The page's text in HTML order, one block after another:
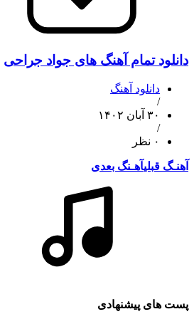
دانلود تمام آهنگ های جواد جراحی
دانلود آهنگ
/
۳۰ آبان ۱۴۰۲
/
۰ نظر
آهنـگ قبلیآهـنگ بعدی
پست های پیشنهادی